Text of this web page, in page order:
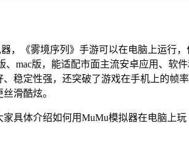
《雾境序列》手游可以在电脑上运行，
、mac版，能适配市面主流安卓应用、软
稳定性强，还突破了游戏在手机上的帧
滑酷炫。
体介绍如何用MuMu模拟器在电脑上玩